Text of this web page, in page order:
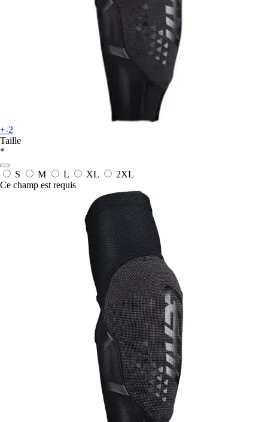
+-2
Taille
*
S M L XL
2XL
Ce champ est requis